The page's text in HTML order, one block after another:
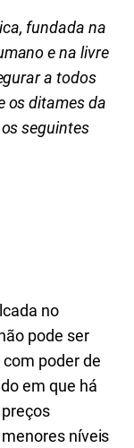
fundada na
e na livre
a todos
os ditames da
seguintes
no
pode ser
poder de
em que há
níveis